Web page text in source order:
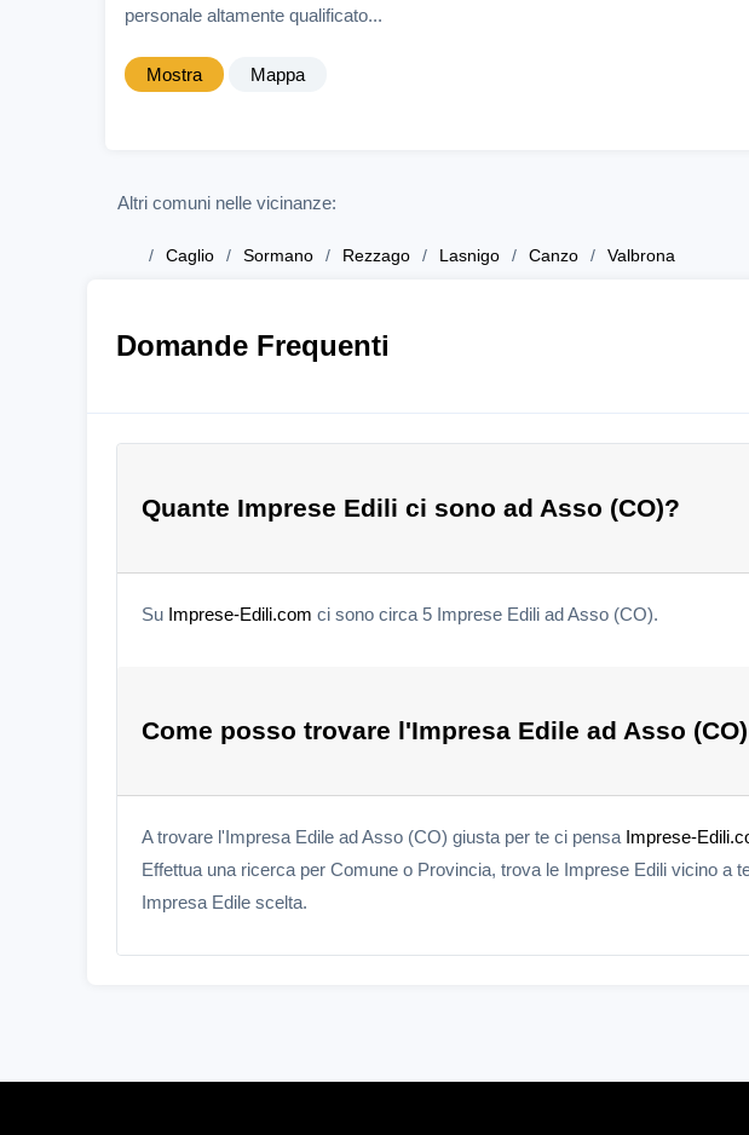
personale altamente qualificato...
Mostra Mappa
Altri comuni nelle vicinanze:
Caglio Sormano Rezzago Lasnigo Canzo Valbrona
Domande Frequenti
Quante Imprese Edili ci sono ad Asso (CO)?
Su Imprese-Edili.com ci sono circa 5 Imprese Edili ad Asso (CO).
Come posso trovare l'Impresa Edile ad Asso
A trovare l'Impresa Edile ad Asso (CO) giusta per te ci pensa Imprese-
Effettua una ricerca per Comune o Provincia, trova le Imprese Edili vicino a
Impresa Edile scelta.